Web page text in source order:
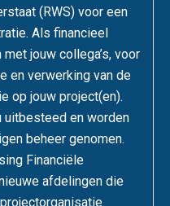
(RWS) voor een
Als financieel
jouw collega’s, voor
en verwerking van de
op jouw project(en).
uitbesteed en worden
beheer genomen.
Financiële
afdelingen die